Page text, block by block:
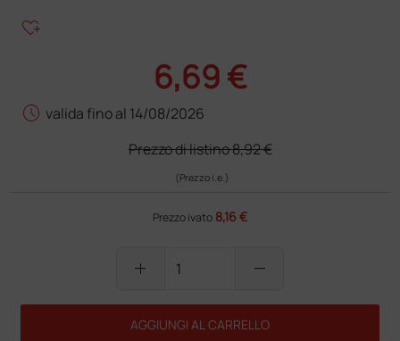
heart_plus
6,69 €
schedule valida fino al 14/08/2026
Prezzo di listino8,92 €
(Prezzo i.e.)
Prezzo ivato 8,16 €
add remove
AGGIUNGI AL CARRELLO